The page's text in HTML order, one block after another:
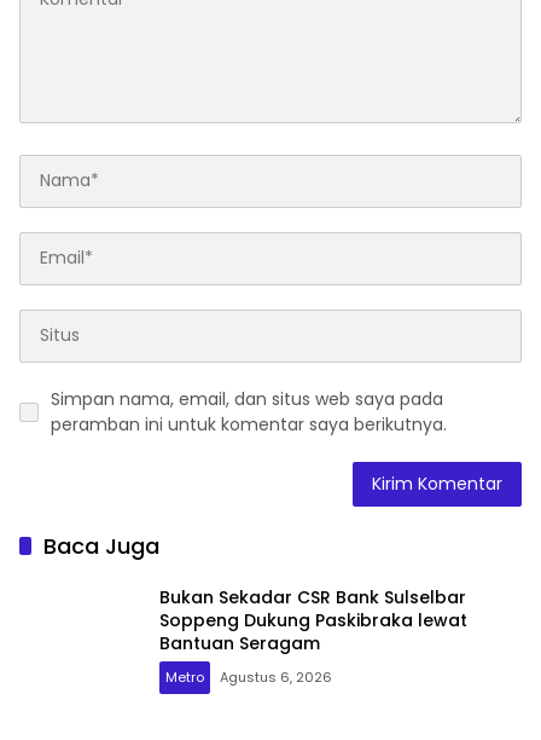
Simpan nama, email, dan situs web saya pada
peramban ini untuk komentar saya berikutnya.
Baca Juga
Bukan Sekadar CSR Bank Sulselbar
Soppeng Dukung Paskibraka lewat
Bantuan Seragam
Metro Agustus 6, 2026